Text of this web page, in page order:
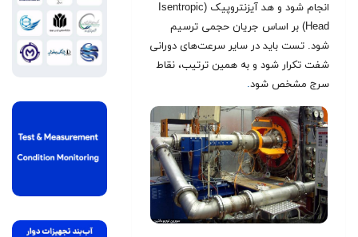
انجام شود و هد آیزنتروپیک (Isentropic
Head) بر اساس جریان حجمی ترسیم
شود. تست باید در سایر سرعت‌های دورانی
شفت تکرار شود و به همین ترتیب، نقاط
سرج مشخص شود.